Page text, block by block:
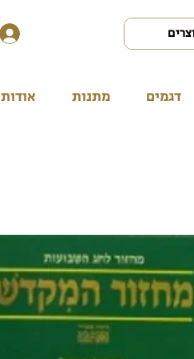
דגמים מתנות אודות